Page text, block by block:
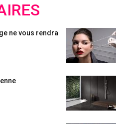
ne vous rendra